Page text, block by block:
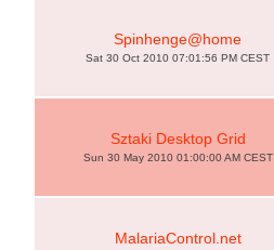
Spinhenge@home
Sat 30 Oct 2010 07:01:56 PM CEST
Sztaki Desktop Grid
Sun 30 May 2010 01:00:00 AM CEST
MalariaControl.net